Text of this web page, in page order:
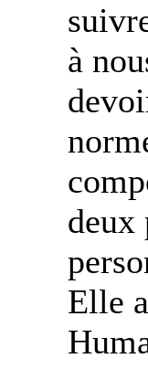
à
deux
Elle